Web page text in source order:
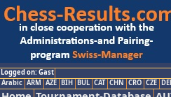
Logged on: Gast
Arabic ARM AZE BIH BUL CAT CHN CRO CZE